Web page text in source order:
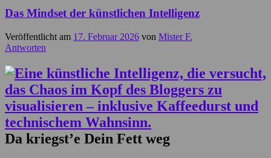
Das Mindset der künstlichen Intelligenz
Veröffentlicht am 17. Februar 2026 von Mister F.
Antworten
Da kriegst’e Dein Fett weg